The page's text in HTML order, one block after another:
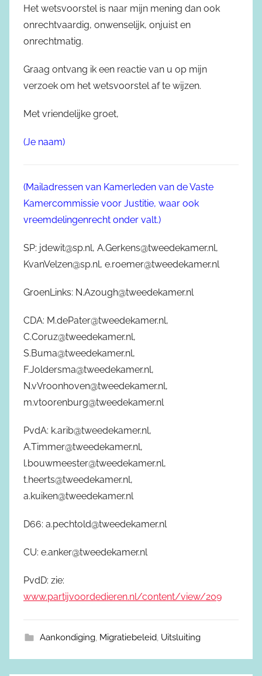
Het wetsvoorstel is naar mijn mening dan ook
onrechtvaardig, onwenselijk, onjuist en
onrechtmatig.
Graag ontvang ik een reactie van u op mijn
verzoek om het wetsvoorstel af te wijzen.
Met vriendelijke groet,
(Je naam)
(Mailadressen van Kamerleden van de Vaste
Kamercommissie voor Justitie, waar ook
vreemdelingenrecht onder valt.)
SP: jdewit@sp.nl, A.Gerkens@tweedekamer.nl,
KvanVelzen@sp.nl, e.roemer@tweedekamer.nl
GroenLinks: N.Azough@tweedekamer.nl
CDA: M.dePater@tweedekamer.nl,
C.Coruz@tweedekamer.nl,
S.Buma@tweedekamer.nl,
F.Joldersma@tweedekamer.nl,
N.vVroonhoven@tweedekamer.nl,
m.vtoorenburg@tweedekamer.nl
PvdA: k.arib@tweedekamer.nl,
A.Timmer@tweedekamer.nl,
l.bouwmeester@tweedekamer.nl,
t.heerts@tweedekamer.nl,
a.kuiken@tweedekamer.nl
D66: a.pechtold@tweedekamer.nl
CU: e.anker@tweedekamer.nl
PvdD: zie:
www.partijvoordedieren.nl/content/view/209
Aankondiging, Migratiebeleid, Uitsluiting